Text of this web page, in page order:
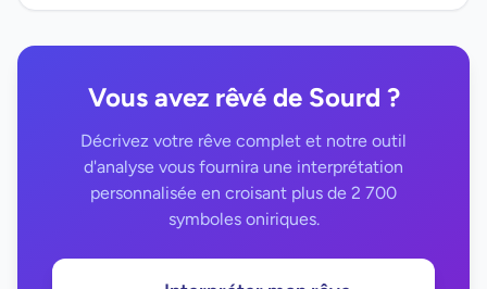
Vous avez rêvé de Sourd ?
Décrivez votre rêve complet et notre outil
d'analyse vous fournira une interprétation
personnalisée en croisant plus de 2 700
symboles oniriques.